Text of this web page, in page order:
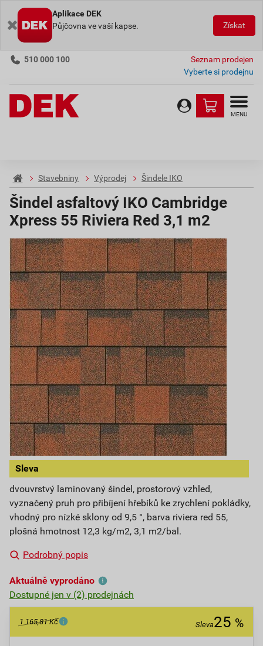
Aplikace DEK
Půjčovna ve vaší kapse.
Získat
510 000 100
Seznam prodejen
Vyberte si prodejnu
MENU
Stavebniny Výprodej Šindele IKO
Šindel asfaltový IKO Cambridge
Xpress 55 Riviera Red 3,1 m2
Sleva
dvouvrstvý laminovaný šindel, prostorový vzhled,
vyznačený pruh pro přibíjení hřebíků ke zrychlení pokládky,
vhodný pro nízké sklony od 9,5 °, barva riviera red 55,
plošná hmotnost 12,3 kg/m2, 3,1 m2/bal.
Podrobný popis
Aktuálně vyprodáno
Dostupné jen v (2) prodejnách
1 165,81 Kč Sleva25 %